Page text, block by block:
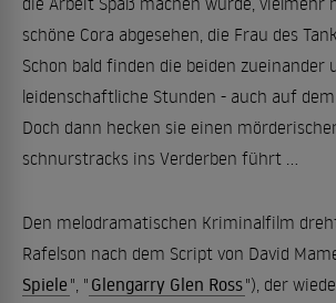
schöne Cora abgesehen, die Frau des
Schon bald finden die beiden zueinander
leidenschaftliche Stunden - auch auf
Doch dann hecken sie einen
schnurstracks ins Verderben führt ...
Den melodramatischen Kriminalfilm
Rafelson nach dem Script von David
Spiele ", " Glengarry Glen Ross"), der